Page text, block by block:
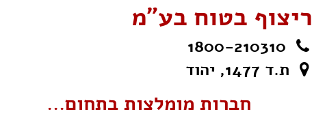
ריצוף בטוח בע"מ
1800-210310
ת.ד 1477, יהוד
חברות מומלצות בתחום...